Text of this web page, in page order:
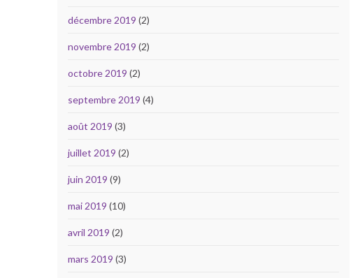
décembre 2019 (2)
novembre 2019 (2)
octobre 2019 (2)
septembre 2019 (4)
août 2019 (3)
juillet 2019 (2)
juin 2019 (9)
mai 2019 (10)
avril 2019 (2)
mars 2019 (3)